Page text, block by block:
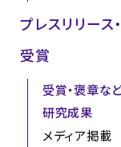
プレスリリース
受賞
受賞・褒章な
研究成果
メディア掲載